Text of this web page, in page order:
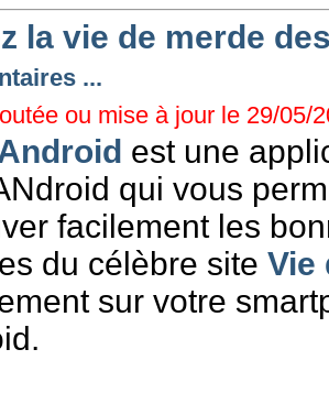
la vie de merde
...
ou mise à jour le 29/05/
est une
qui vous
facilement les
du célèbre site Vie
sur votre